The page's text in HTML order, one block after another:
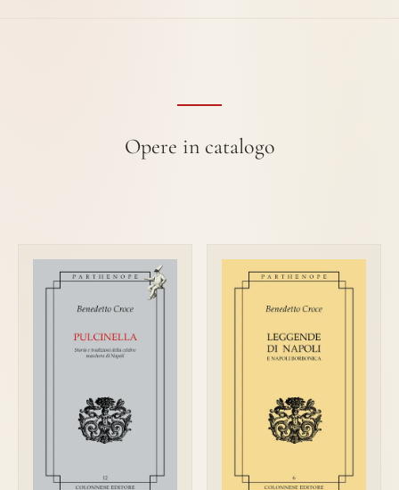
Opere in catalogo